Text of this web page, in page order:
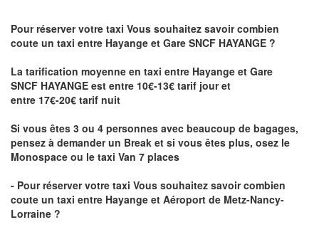
Pour réserver votre taxi Vous souhaitez savoircombien
coute un taxi entre Hayange et Gare SNCF HAYANGE ?
La tarification moyenne en taxi entre Hayange et Gare
SNCF HAYANGE est entre 10€-13€ tarif jour et
entre 17€-20€ tarif nuit
Si vous êtes 3 ou 4 personnes avec beaucoup de bagages,
pensez à demander un Break et si vous êtes plus, osez le
Monospace ou le taxi Van 7 places
- Pour réserver votre taxi Vous souhaitez savoircombien
coute un taxi entre Hayange et Aéroport de Metz-Nancy-
Lorraine ?